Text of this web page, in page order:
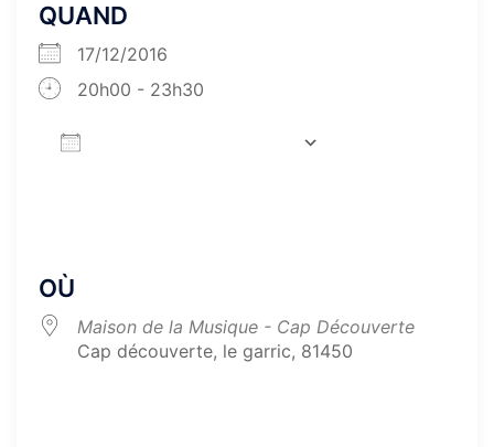
QUAND
17/12/2016
20h00 - 23h30
OÙ
Maison de la Musique - Cap Découverte
Cap découverte, le garric, 81450